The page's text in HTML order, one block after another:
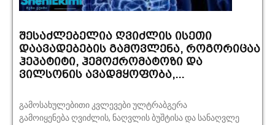
შე­­­­სა­­­ძ­­­­ლე­­­ბელია ღვიძლის ისეთი
დაავადებების გა­­­მო­ვ­­­ლენა, რო­­გორიცაა
ჰეპატიტი, ჰემოქრომა­ტო­­ზი და
ვილსონის ავადმყოფობა,...
გამოსახულებითი კვლევები ულტრაბგერა
გამოიყენება ღვიძლის, ნაღვლის ბუ­შ­ტისა და სანაღვლე